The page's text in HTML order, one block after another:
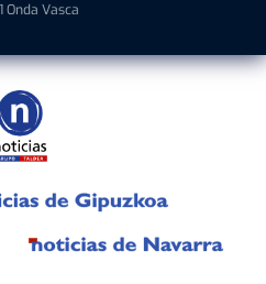
Onda Vasca